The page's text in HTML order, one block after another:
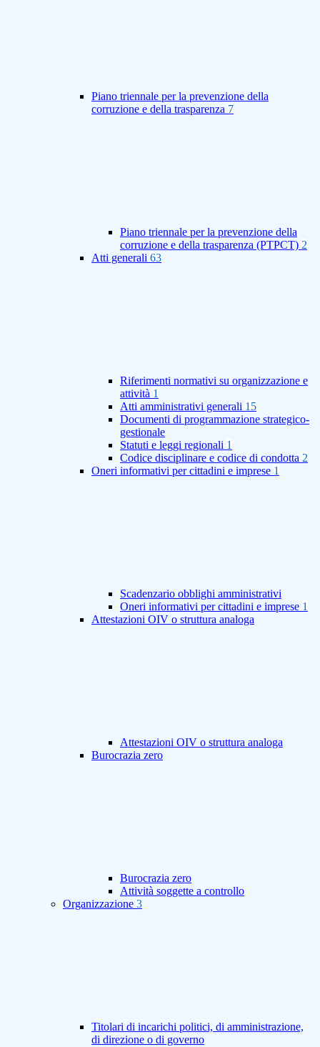
Piano triennale per la prevenzione della
corruzione e della trasparenza 7
Piano triennale per la prevenzione della
corruzione e della trasparenza (PTPCT) 2
Atti generali 63
Riferimenti normativi su organizzazione e
attività 1
Atti amministrativi generali 15
Documenti di programmazione strategico-
gestionale
Statuti e leggi regionali 1
Codice disciplinare e codice di condotta 2
Oneri informativi per cittadini e imprese 1
Scadenzario obblighi amministrativi
Oneri informativi per cittadini e imprese 1
Attestazioni OIV o struttura analoga
Attestazioni OIV o struttura analoga
Burocrazia zero
Burocrazia zero
Attività soggette a controllo
Organizzazione 3
Titolari di incarichi politici, di amministrazione,
di direzione o di governo